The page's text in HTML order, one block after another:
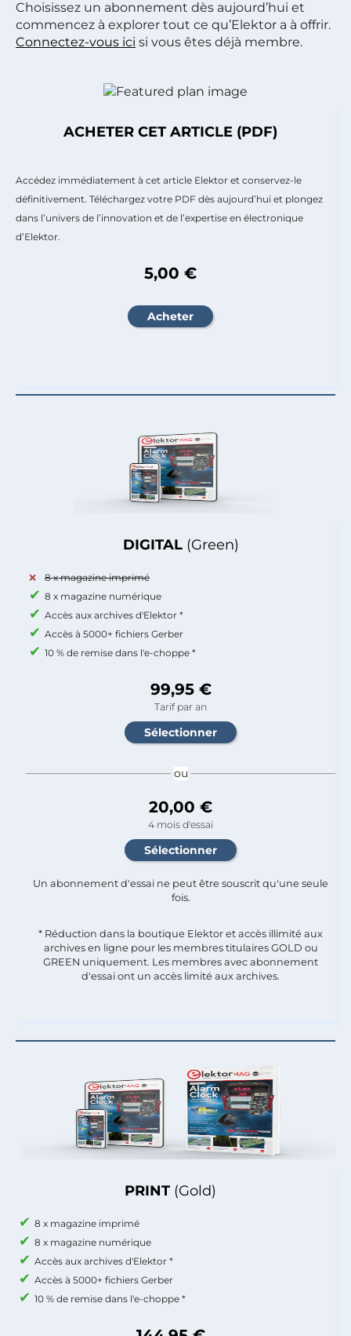
Choisissez un abonnement dès aujourd’hui et
commencez à explorer tout ce qu’Elektor a à offrir.
Connectez-vous ici si vous êtes déjà membre.
PRINT (Gold)
8 x magazine imprimé
8 x magazine numérique
Accès aux archives d'Elektor *
Accès à 5000+ fichiers Gerber
10 % de remise dans l'e-choppe *
DIGITAL (Green)
8 x magazine imprimé
8 x magazine numérique
Accès aux archives d'Elektor *
Accès à 5000+ fichiers Gerber
10 % de remise dans l'e-choppe *
99,95 €
Tarif par an
ou
20,00 €
4 mois d'essai
Un abonnement d'essai ne peut être souscrit qu'une seule
fois.​
* Réduction dans la boutique Elektor et accès illimité aux
archives en ligne pour les membres titulaires GOLD ou
GREEN uniquement. Les membres avec abonnement
d'essai ont un accès limité aux archives.
ACHETER CET ARTICLE (PDF)
Accédez immédiatement à cet article Elektor et conservez-le
définitivement. Téléchargez votre PDF dès aujourd’hui et plongez
dans l’univers de l’innovation et de l’expertise en électronique
d’Elektor.
5,00 €